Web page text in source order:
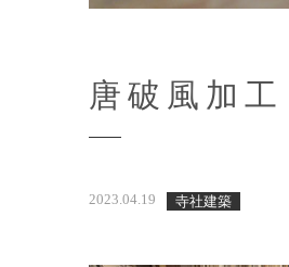
唐破風加工
2023.04.19 寺社建築